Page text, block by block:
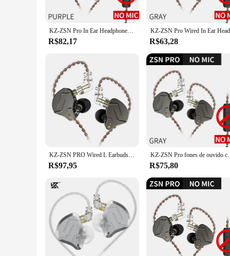
KZ-ZSN Pro In Ear Headphones, Tecnologia Híbrida, 1BA + 1DD, HiFi Bass, Metal Headset com Microfone, Melhor Fone de Ouvido, Monitor
R$82,17 R$63,28
KZ-ZSN PRO Wired L Earbuds com microfone, fones de ouvido mãos livres, fones tipo L, tecnologia híbrida, fone de ouvido para celulares, 3,5mm
R$97,95
KZ-ZSN Pro fones de ouvido
R$75,80